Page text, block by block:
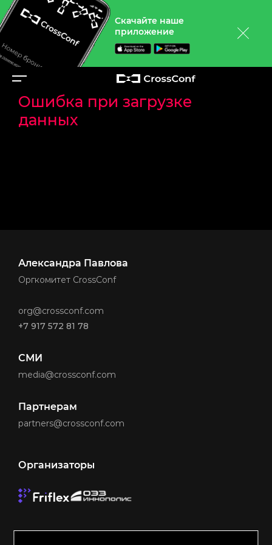
Скачайте наше
приложение
Назад
Ошибка при загрузке
данных
Александра Павлова
Оргкомитет CrossConf
org@crossconf.com
+7 917 572 81 78
СМИ
media@crossconf.com
Партнерам
partners@crossconf.com
Организаторы